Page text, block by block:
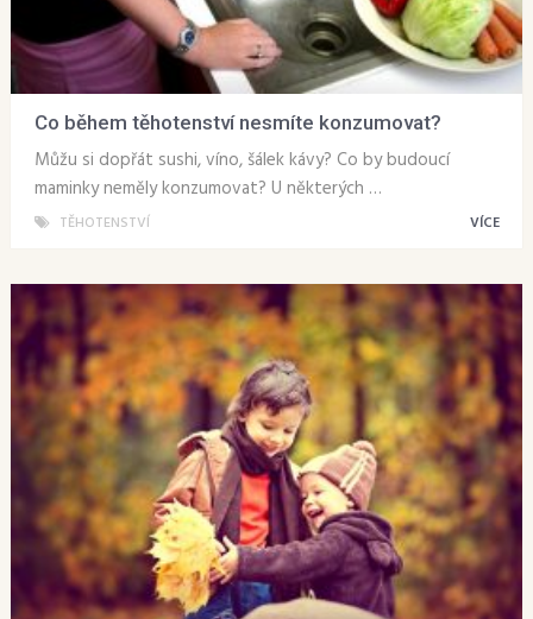
Co během těhotenství nesmíte konzumovat?
Můžu si dopřát sushi, víno, šálek kávy? Co by budoucí
maminky neměly konzumovat? U některých …
TĚHOTENSTVÍ VÍCE